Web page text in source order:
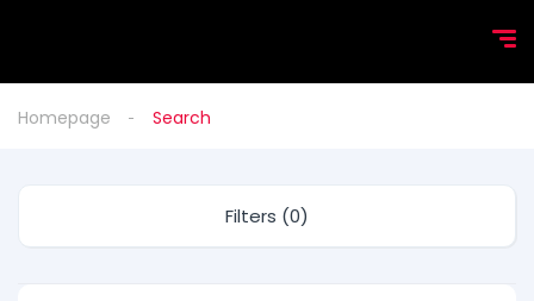
Homepage Search
Filters (0)